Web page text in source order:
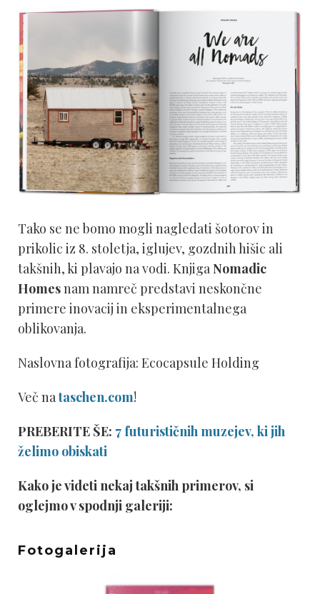
Tako se ne bomo mogli nagledati šotorov in
prikolic iz 8. stoletja, iglujev, gozdnih hišic ali
takšnih, ki plavajo na vodi. KnjigaNomadic
Homesnam namreč predstavi neskončne
primere inovacij in eksperimentalnega
oblikovanja.
Naslovna fotografija: Ecocapsule Holding
Več nataschen.com!
PREBERITE ŠE: 7 futurističnih muzejev, ki jih
želimo obiskati
Kako je videti nekaj takšnih primerov, si
oglejmo v spodnji galeriji:
Fotogalerija